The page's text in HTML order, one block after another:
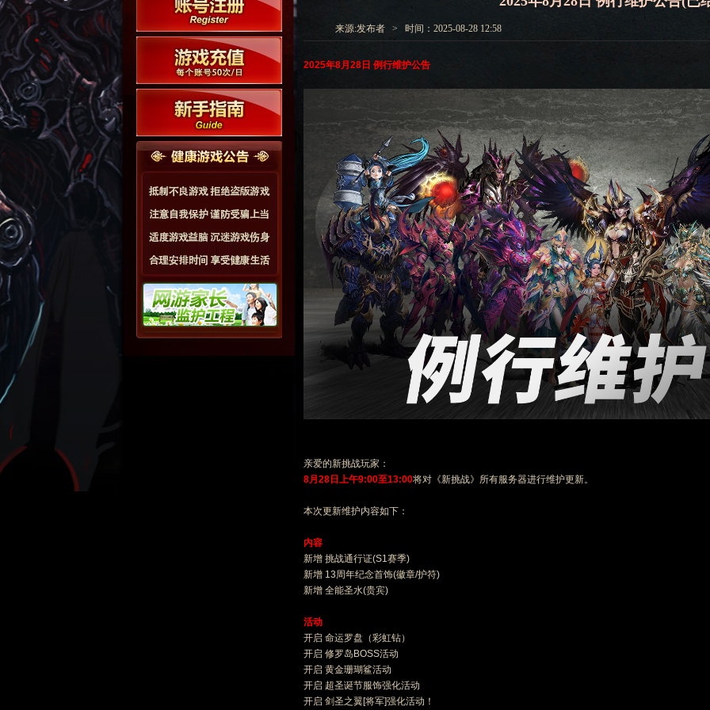
来源:发布者 > 时间：2025-08-28 12:58
2025年8月 28 日 例行维护公告
亲爱的新挑战玩家：
8月 28 日上午9:00至13:00将对《新挑战》所有服务器进行维护更新。
本次更新维护内容如下：
内容
新增 挑战通行证(S1赛季)
新增 13周年纪念首饰(徽章/护符)
新增 全能圣水(贵宾)
活动
开启 命运罗盘（彩虹钻）
开启 修罗岛BOSS活动
开启 黄金珊瑚鲨活动
开启 超圣诞节服饰强化活动
开启 剑圣之翼[将军]强化活动！